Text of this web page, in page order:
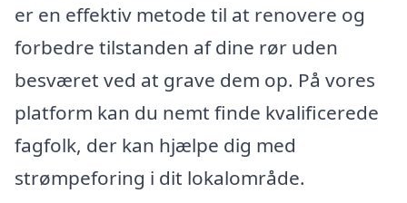
er en effektiv metode til at renovere og
forbedre tilstanden af dine rør uden
besværet ved at grave dem op. På vores
platform kan du nemt finde kvalificerede
fagfolk, der kan hjælpe dig med
strømpeforing i dit lokalområde.